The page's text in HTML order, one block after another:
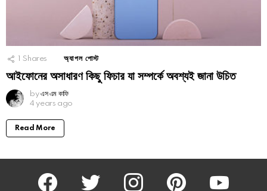
Shares অ্যাপল পোস্ট
আইফোনের অসাধারণ কিছু ফিচার যা সম্পর্কে অবশ্যই জানা উচিত
by এস এম কাফি
4 years ago
Read More
facebook twitter instagram pinterest youtube